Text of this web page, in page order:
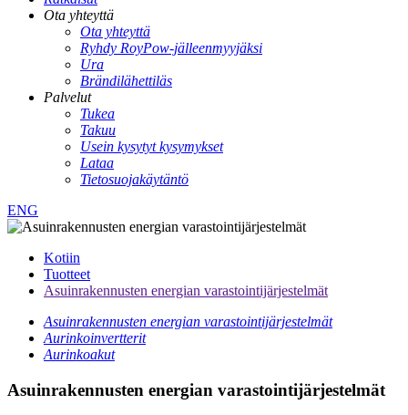
Ota yhteyttä
Ota yhteyttä
Ryhdy RoyPow-jälleenmyyjäksi
Ura
Brändilähettiläs
Palvelut
Tukea
Takuu
Usein kysytyt kysymykset
Lataa
Tietosuojakäytäntö
ENG
Kotiin
Tuotteet
Asuinrakennusten energian varastointijärjestelmät
Asuinrakennusten energian varastointijärjestelmät
Aurinkoinvertterit
Aurinkoakut
Asuinrakennusten energian varastointijärjestelmät